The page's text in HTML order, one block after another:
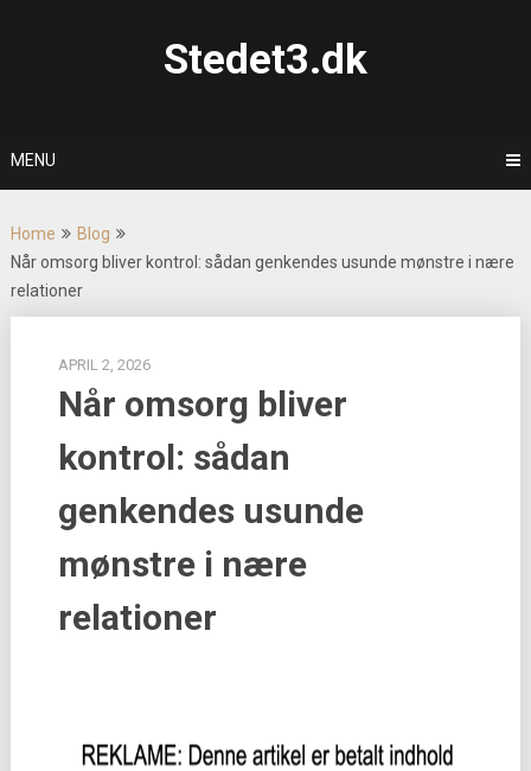
Stedet3.dk
MENU
Home
Blog
Når omsorg bliver kontrol: sådan genkendes usunde mønstre i nære
relationer
APRIL 2, 2026
Når omsorg bliver
kontrol: sådan
genkendes usunde
mønstre i nære
relationer